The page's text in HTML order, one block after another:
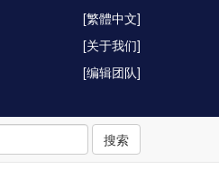
[繁體中文]
[关于我们]
[编辑团队]
搜索